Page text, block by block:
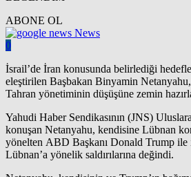
ABONE OL
News
0
İsrail’de İran konusunda belirlediği
eleştirilen Başbakan Binyamin
Tahran yönetiminin düşüşüne zemin
Yahudi Haber Sendikasının (JNS)
konuşan Netanyahu, kendisine Lübnan
yönelten ABD Başkanı Donald Trump
Lübnan’a yönelik saldırılarına değindi.